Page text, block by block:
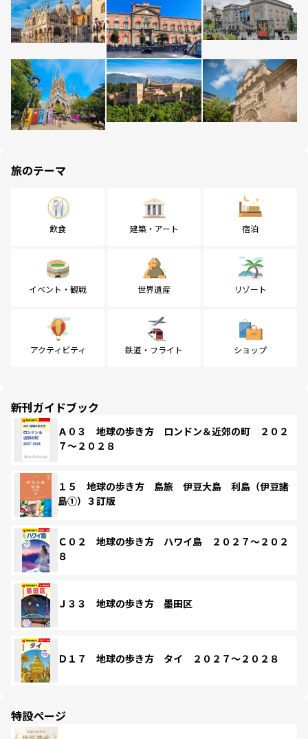
旅のテーマ
飲食 建築・アート 宿泊
イベント・観戦 世界遺産 リゾート
アクティビティ 鉄道・フライト ショップ
新刊ガイドブック
Ａ０３ 地球の歩き方 ロンドン＆近郊の町 ２０２
７～２０２８
１５ 地球の歩き方 島旅 伊豆大島 利島（伊豆諸
島①）３訂版
Ｃ０２ 地球の歩き方 ハワイ島 ２０２７～２０２
８
Ｊ３３ 地球の歩き方 墨田区
Ｄ１７ 地球の歩き方 タイ ２０２７～２０２８
特設ページ